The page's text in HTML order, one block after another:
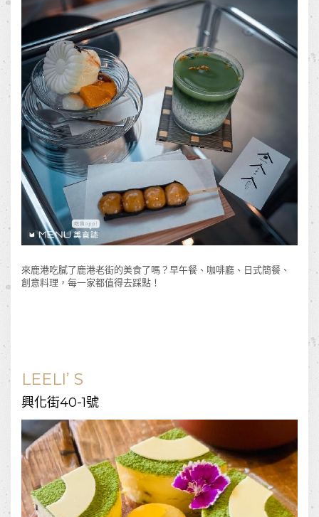
來鹿港吃膩了鹿港老街的美食了嗎？早午餐、咖啡廳、日式簡餐、
創意料理，每一家都值得去踩點！
LEELI’ S
興化街40-1號